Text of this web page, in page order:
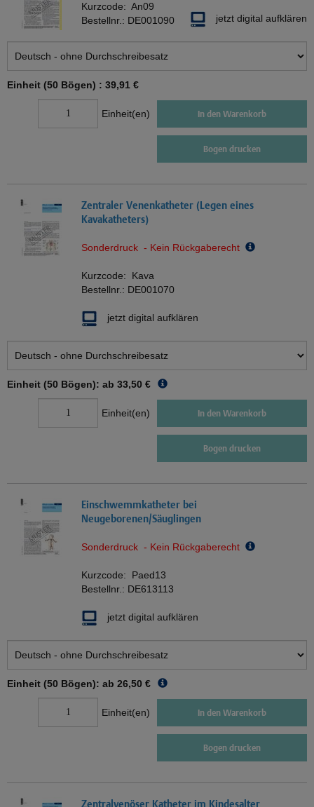
Kurzcode: An09
Bestellnr.: DE001090 jetzt digital aufklären
Einheit (50 Bögen) : 39,91 €
Einheit(en) In den Warenkorb
Bogen drucken
Zentraler Venenkatheter (Legen eines
Kavakatheters)
Sonderdruck - Kein Rückgaberecht
Kurzcode: Kava
Bestellnr.: DE001070
jetzt digital aufklären
Einheit (50 Bögen): ab 33,50 €
Einheit(en) In den Warenkorb
Bogen drucken
Einschwemmkatheter bei
Neugeborenen/Säuglingen
Sonderdruck - Kein Rückgaberecht
Kurzcode: Paed13
Bestellnr.: DE613113
jetzt digital aufklären
Einheit (50 Bögen): ab 26,50 €
Einheit(en) In den Warenkorb
Bogen drucken
Zentralvenöser Katheter im Kindesalter